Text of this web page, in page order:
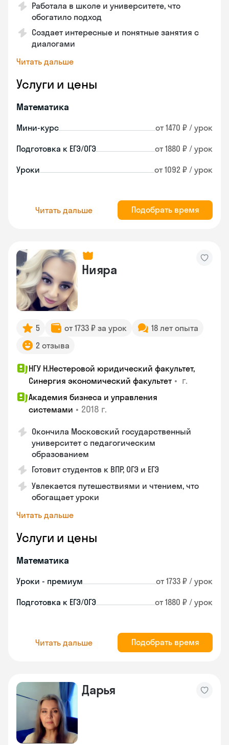
Работала в школе и университете, что
обогатило подход
Создает интересные и понятные занятия с
диалогами
Читать дальше
Услуги и цены
Математика
Мини-курс от 1470 ₽ / урок
Подготовка к ЕГЭ/ОГЭ от 1880 ₽ / урок
Уроки от 1092 ₽ / урок
Читать дальше Подобрать время
Нияра
5 от 1733 ₽ за урок
18 лет опыта
2 отзыва
НГУ Н.Нестеровой юридический факультет,
Синергия экономический факультет • г.
Академия бизнеса и управления
системами • 2018 г.
Окончила Московский государственный
университет с педагогическим
образованием
Готовит студентов к ВПР, ОГЭ и ЕГЭ
Увлекается путешествиями и чтением, что
обогащает уроки
Читать дальше
Услуги и цены
Математика
Уроки - премиум от 1733 ₽ / урок
Подготовка к ЕГЭ/ОГЭ от 1880 ₽ / урок
Читать дальше Подобрать время
Дарья